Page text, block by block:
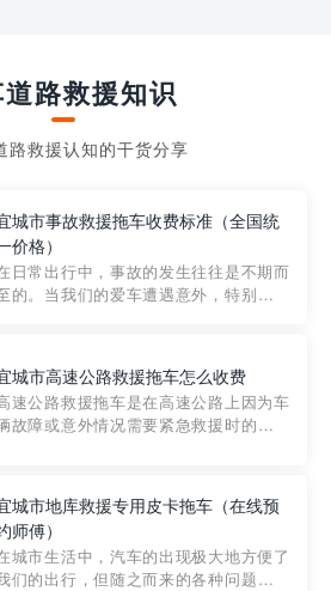
路救援知识
路救援认知的干货分享
城市事故救援拖车收费标准（全国统
价格）
日常出行中，事故的发生往往是不期而
的。当我们的爱车遭遇意外，特别是在
解析一下市区事故救援拖车的收费标
，以及在选用拖车服务时应注...
城市高速公路救援拖车怎么收费
速公路救援拖车是在高速公路上因为车
故障或意外情况需要紧急救援时的必备
救援拖车的收费标准是由当地交通管理
门制定的。起步价通...
城市地库救援专用皮卡拖车（在线预
师傅）
城市生活中，汽车的出现极大地方便了
们的出行，但随之而来的各种问题也让